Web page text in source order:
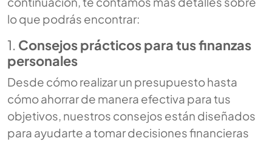
lo que podrás encontrar:
1. Consejos prácticos para tus finanzas
personales
Desde cómo realizar un presupuesto hasta
cómo ahorrar de manera efectiva para tus
objetivos, nuestros consejos están diseñados
para ayudarte a tomar decisiones financieras